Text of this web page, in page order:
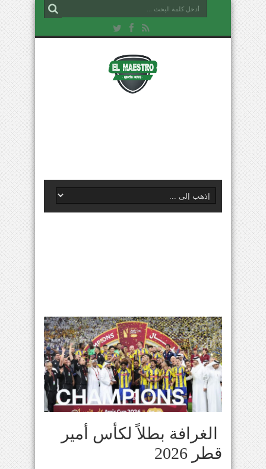
الغرافة بطلاً لكأس أمير
قطر 2026